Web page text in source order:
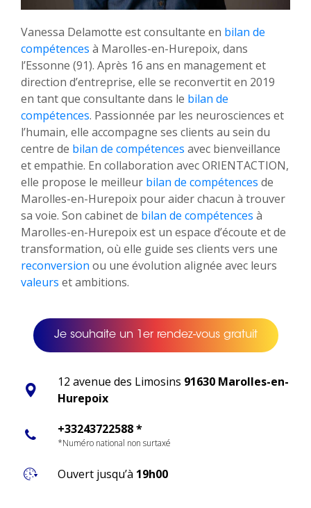
Vanessa Delamotte est consultante en bilan de
compétences à Marolles-en-Hurepoix, dans
l’Essonne (91). Après 16 ans en management et
direction d’entreprise, elle se reconvertit en 2019
en tant que consultante dans le bilan de
compétences. Passionnée par les neurosciences et
l’humain, elle accompagne ses clients au sein du
centre de bilan de compétences avec bienveillance
et empathie. En collaboration avec ORIENTACTION,
elle propose le meilleur bilan de compétences de
Marolles-en-Hurepoix pour aider chacun à trouver
sa voie. Son cabinet de bilan de compétences à
Marolles-en-Hurepoix est un espace d’écoute et de
transformation, où elle guide ses clients vers une
reconversion ou une évolution alignée avec leurs
valeurs et ambitions.
Je souhaite un 1er rendez-vous gratuit
12 avenue des Limosins 91630 Marolles-en-
Hurepoix
+33243722588 *
*Numéro national non surtaxé
Ouvert jusqu’à 19h00